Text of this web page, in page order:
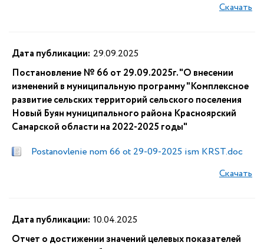
Скачать
Дата публикации: 29.09.2025
Постановление № 66 от 29.09.2025г. "О внесении
изменений в муниципальную программу "Комплексное
развитие сельских территорий сельского поселения
Новый Буян муниципального района Красноярский
Самарской области на 2022-2025 годы"
Postanovlenie nom 66 ot 29-09-2025 ism KRST.doc
Скачать
Дата публикации: 10.04.2025
Отчет о достижении значений целевых показателей